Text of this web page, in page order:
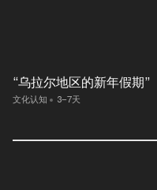
“乌拉尔地区的新年假期”
文化认知 3–7天